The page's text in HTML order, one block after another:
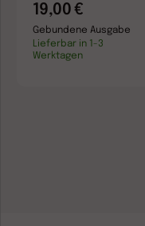
19,00 €
Gebundene Ausgabe
Lieferbar in 1-3
Werktagen